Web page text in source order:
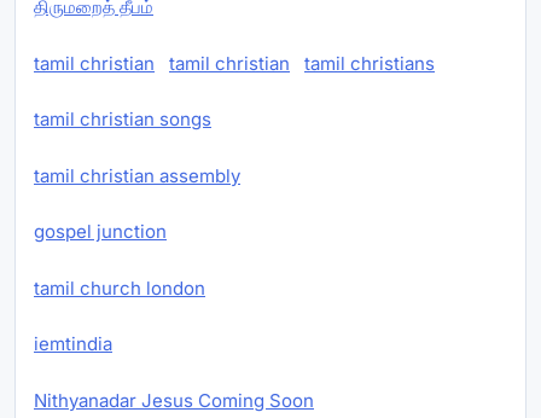
திருமறைத் தீபம்
tamil christian tamil christian tamil christians
tamil christian songs
tamil christian assembly
gospel junction
tamil church london
iemtindia
Nithyanadar Jesus Coming Soon